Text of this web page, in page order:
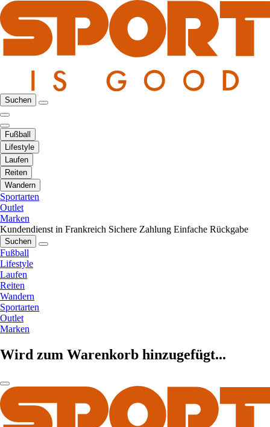
Suchen
Fußball
Lifestyle
Laufen
Reiten
Wandern
Sportarten
Outlet
Marken
Kundendienst in Frankreich Sichere Zahlung Einfache Rückgabe
Suchen
Fußball
Lifestyle
Laufen
Reiten
Wandern
Sportarten
Outlet
Marken
Wird zum Warenkorb hinzugefügt...